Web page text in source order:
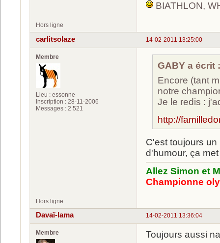
BIATHLON,
Hors ligne
14-02-2011 13:25:00
carlitsolaze
Membre
Lieu : essonne
Inscription : 28-11-2006
Messages : 2 521
GABY a écrit :
Encore (tant
notre
Je le redis :
http://
C'est toujours
d'humour, ça
Allez Simon et
Championne
Hors ligne
14-02-2011 13:36:04
Davaï-lama
Membre
Toujours aussi